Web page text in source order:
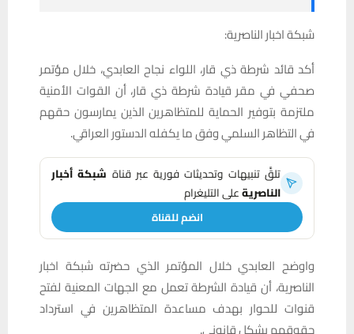
شبكة اخبار الناصرية:
أكد قائد شرطة ذي قار، اللواء نجاح العابدي، خلال مؤتمر
صحفي في مقر قيادة شرطة ذي قار، أن القوات الأمنية
ملتزمة بتوفير الحماية للمتظاهرين الذين يمارسون حقهم
في التظاهر السلمي وفق ما يكفله الدستور العراقي.
تلقَّ تنبيهات وتحديثات فورية عبر قناة شبكة أخبار
الناصريةعلى التليغرام
انضم للقناة
واوضح العابدي خلال المؤتمر الذي حضرته شبكة اخبار
الناصرية، أن قيادة الشرطة تعمل مع الجهات المعنية لفتح
قنوات للحوار بهدف مساعدة المتظاهرين في استرداد
حقوقهم بشكل قانوني.